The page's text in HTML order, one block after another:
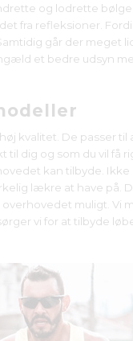
og lodrette
fra refleksioner.
går der meget
et bedre udsyn
kvalitet. De passer
dig og som du vil få
kan tilbyde.
lækre at have på.
muligt. Vi
vi for at tilbyde